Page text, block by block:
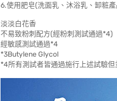
6.使用肥皂(洗面乳、沐浴乳、卸粧
淡淡白花香
不易致粉刺配方(經粉刺測試通過*4)
經敏感測試通過*4
*3Butylene Glycol
*4所有測試者皆通過施行上述試驗